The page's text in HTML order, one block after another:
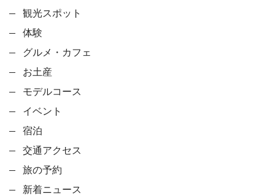
観光スポット
体験
グルメ・カフェ
お土産
モデルコース
イベント
宿泊
交通アクセス
旅の予約
新着ニュース